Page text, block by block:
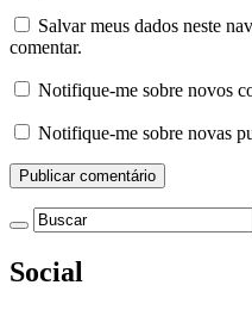
Salvar meus dados neste
comentar.
Notifique-me sobre novos
Notifique-me sobre novas
Social